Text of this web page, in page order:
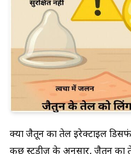
क्या जैतून का तेल इरेक्टाइल